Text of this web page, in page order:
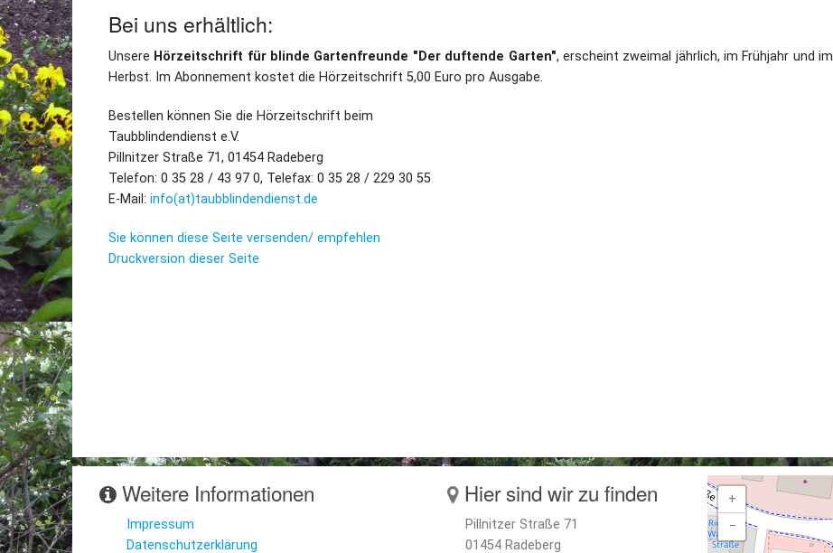
Bei uns erhältlich:
Unsere Hörzeitschrift für blinde Gartenfreunde "Der duftende Garten", erscheint zweimal jährlich, im Frühjahr und im
Herbst. Im Abonnement kostet die Hörzeitschrift 5,00 Euro pro Ausgabe.
Bestellen können Sie die Hörzeitschrift beim
Taubblindendienst e.V.
Pillnitzer Straße 71, 01454 Radeberg
Telefon: 0 35 28 / 43 97 0, Telefax: 0 35 28 / 229 30 55
E-Mail: info(at)taubblindendienst.de
Sie können diese Seite versenden/ empfehlen
Druckversion dieser Seite
Weitere Informationen
Impressum
Datenschutzerklärung
Hier sind wir zu finden
Pillnitzer Straße 71
01454 Radeberg
+
−